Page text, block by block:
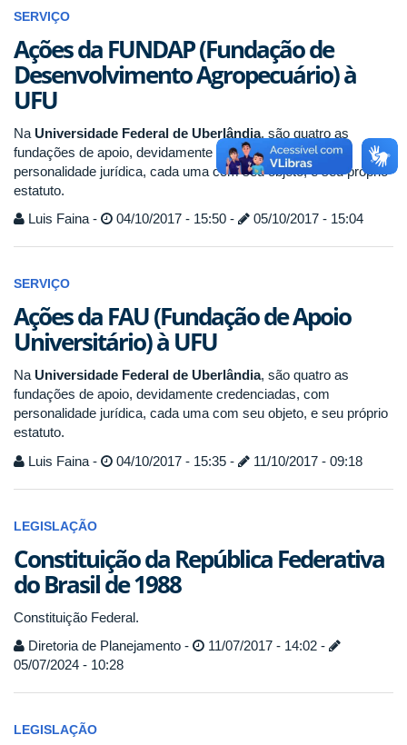
SERVIÇO
Ações da FUNDAP (Fundação de
Desenvolvimento Agropecuário) à
UFU
Na Universidade Federal de Uberlândia, são quatro as
fundações de apoio, devidamente credenciadas, com
personalidade jurídica, cada uma com seu objeto, e seu próprio
estatuto.
Luis Faina -
04/10/2017 - 15:50 - 05/10/2017 - 15:04
SERVIÇO
Ações da FAU (Fundação de Apoio
Universitário) à UFU
Na Universidade Federal de Uberlândia, são quatro as
fundações de apoio, devidamente credenciadas, com
personalidade jurídica, cada uma com seu objeto, e seu próprio
estatuto.
Luis Faina -
04/10/2017 - 15:35 - 11/10/2017 - 09:18
LEGISLAÇÃO
Constituição da República Federativa
do Brasil de 1988
Constituição Federal.
Diretoria de Planejamento -
11/07/2017 - 14:02 -
05/07/2024 - 10:28
LEGISLAÇÃO